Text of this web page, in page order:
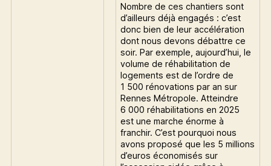
Nombre de ces chantiers sont
d’ailleurs déjà engagés : c’est
donc bien de leur accélération
dont nous devons débattre ce
soir. Par exemple, aujourd’hui, le
volume de réhabilitation de
logements est de l’ordre de
1 500 rénovations par an sur
Rennes Métropole. Atteindre
6 000 réhabilitations en 2025
est une marche énorme à
franchir. C’est pourquoi nous
avons proposé que les 5 millions
d’euros économisés sur